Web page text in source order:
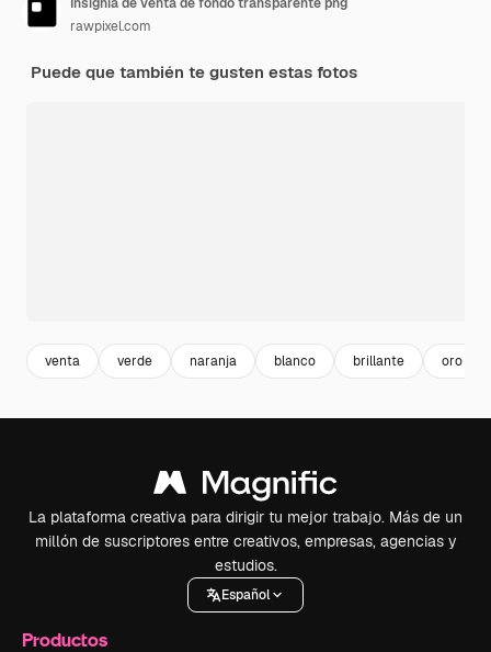
rawpixel.com
Puede que también te gusten estas fotos
venta verde naranja blanco brillante oro
La plataforma creativa para dirigir tu mejor trabajo. Más de un
millón de suscriptores entre creativos, empresas, agencias y
estudios.
Español
Productos